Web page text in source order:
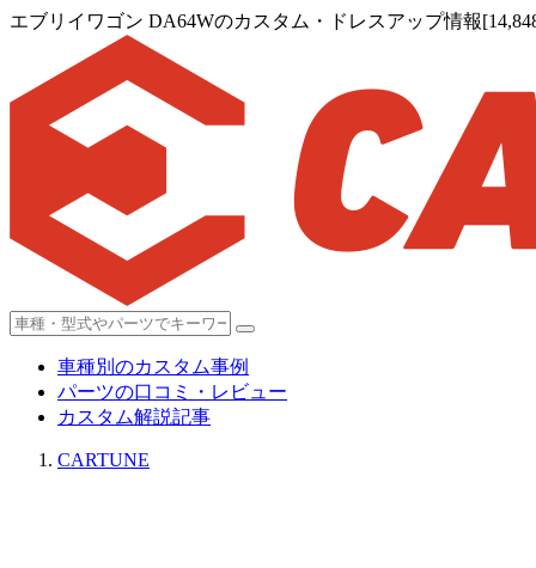
エブリイワゴン DA64Wのカスタム・ドレスアップ情報
車種別のカスタム事例
パーツの口コミ・レビュー
カスタム解説記事
CARTUNE